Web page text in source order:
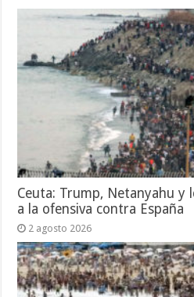
Ceuta: Trump, Netanyahu y
a la ofensiva contra España
2 agosto 2026